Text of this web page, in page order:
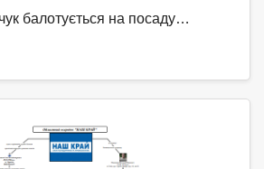
балотується на посаду…